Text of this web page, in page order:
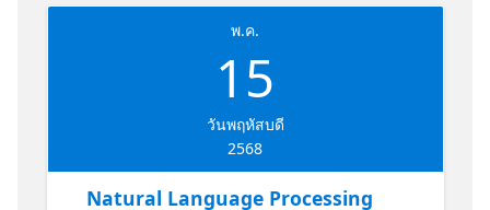
-Explore optical character recognition (OCR).
Get Certified! Practice: https://aka.ms/AI-
900AzureAIFundamentalsPracticeAssessment1
Certification: https://aka.ms/AI-
พ.ค.
15
วันพฤหัสบดี
2568
Natural Language Processing